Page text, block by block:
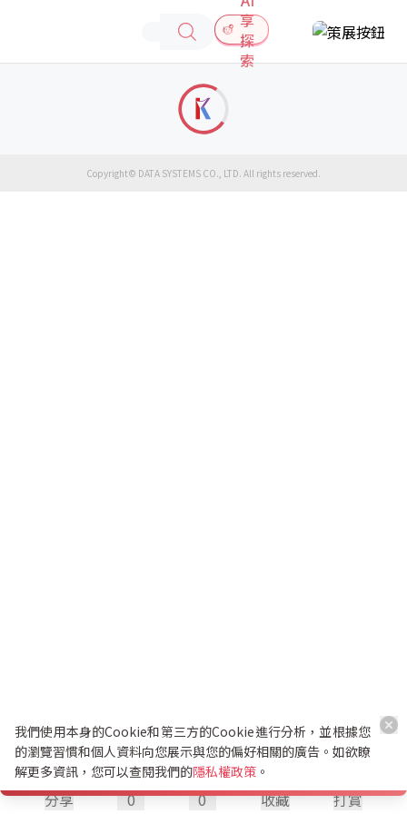
享
探
索
分享 0 0 收藏 打賞
Copyright© DATA SYSTEMS CO., LTD. All rights reserved.
我們使用本身的Cookie和第三方的Cookie進行分析，並根據您
的瀏覽習慣和個人資料向您展示與您的偏好相關的廣告。如欲瞭
解更多資訊，您可以查閱我們的隱私權政策 。